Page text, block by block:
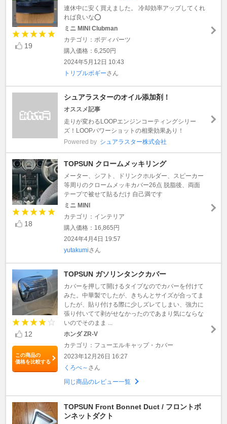
19
連休中に安く買えました。 冷却効率アップしてくれ
れば良いな⭕️
ミニ MINI Clubman
カテゴリ：ボディパーツ
購入価格：6,250円
2024年5月12日 10:43
トリプルボギーさん
シュアラスターのオイル添加剤！
オススメ記事
走りが変わるLOOPエンジンコーティングシリー
ズ！LOOPパワーショットの相乗効果あり！
Powered by シュアラスター株式会社
18
TOPSUN クロームメッキリング
メーター、シフト、ドリンクホルダー、スピーカー
等周りのクロームメッキカバー26点 脱脂後、両面
テープで被せて貼るだけ 自己満です
ミニ MINI
カテゴリ：インテリア
購入価格：16,865円
2024年4月4日 19:57
yutakumiさん
12
この商品の
価格を比較する
TOPSUN ガソリンタンクカバー
カバーを押して開けるタイプなのでカバーを付けて
みた。中華製でしたが、きちんとサイズが合ってま
したが、貼り付ける際に少しズレてしまい、強力に
張り付いてて剥がせなかったのであまり気にならな
いのでそのまま ...
ホンダ ZR-V
カテゴリ：フューエルキャップ・カバー
2023年12月26日 16:27
くろべ～ さん
同じ商品のレビュー一覧
TOPSUN Front Bonnet Duct / フロントボ
ンネットダクト